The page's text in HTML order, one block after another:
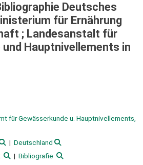
Deutsches
für Ernährung
; Landesanstalt für
und Hauptnivellements in
für Gewässerkunde u. Hauptnivellements,
Deutschland
Bibliografie